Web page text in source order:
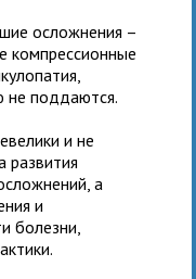
осложнения –
компрессионные
не поддаются.
и не
развития
а
и
болезни,